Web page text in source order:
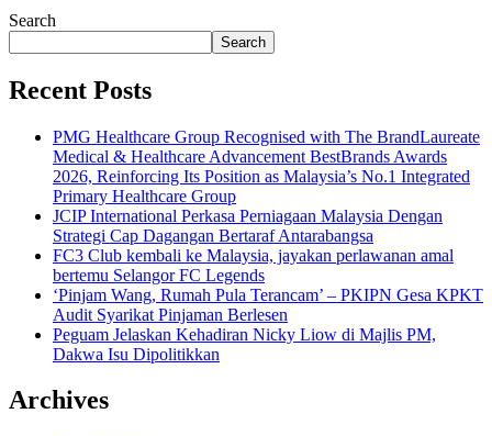
Search
Search
Recent Posts
PMG Healthcare Group Recognised with The BrandLaureate
Medical & Healthcare Advancement BestBrands Awards
2026, Reinforcing Its Position as Malaysia’s No.1 Integrated
Primary Healthcare Group
JCIP International Perkasa Perniagaan Malaysia Dengan
Strategi Cap Dagangan Bertaraf Antarabangsa
FC3 Club kembali ke Malaysia, jayakan perlawanan amal
bertemu Selangor FC Legends
‘Pinjam Wang, Rumah Pula Terancam’ – PKIPN Gesa KPKT
Audit Syarikat Pinjaman Berlesen
Peguam Jelaskan Kehadiran Nicky Liow di Majlis PM,
Dakwa Isu Dipolitikkan
Archives